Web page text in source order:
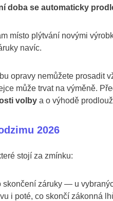
doba se automaticky
místo plýtvání novými
navíc.
opravy nemůžete prosadit
může trvat na výměně.
volby a o výhodě
2026
stojí za zmínku:
skončení záruky — u
i poté, co skončí zákonná